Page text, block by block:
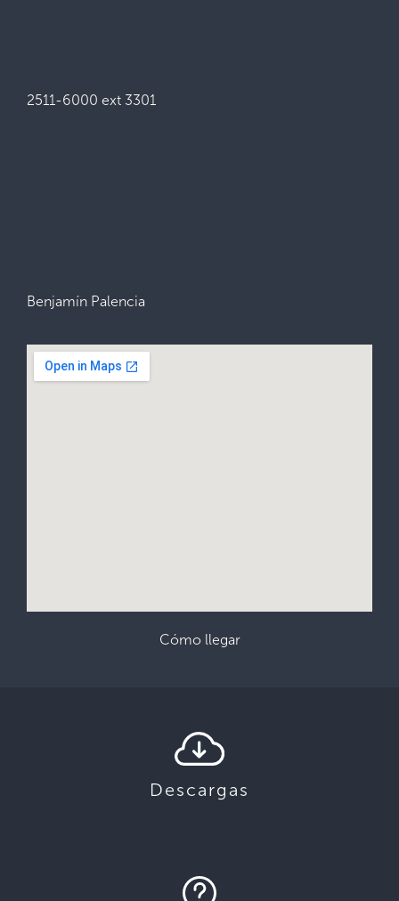
2511-6000 ext 3301
Benjamín Palencia
Cómo llegar
Descargas